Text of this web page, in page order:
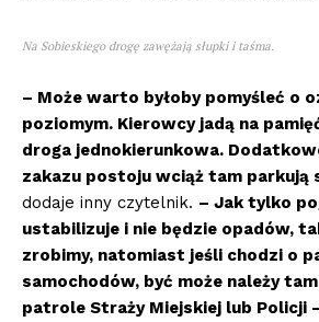
Na Sobieskiego drogę zawężają słupki i taśma.
– Może warto byłoby pomyśleć o
poziomym. Kierowcy jadą na
droga jednokierunkowa.
zakazu postoju wciąż tam parkują
dodaje inny czytelnik. – Jak tylko
ustabilizuje i nie będzie opadów,
zrobimy, natomiast jeśli chodzi o
samochodów, być może należy
patrole Straży Miejskiej lub Policji